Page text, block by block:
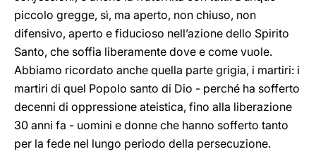
piccolo gregge, sì, ma aperto, non chiuso, non
difensivo, aperto e fiducioso nell’azione dello Spirito
Santo, che soffia liberamente dove e come vuole.
Abbiamo ricordato anche quella parte grigia, i martiri: i
martiri di quel Popolo santo di Dio - perché ha sofferto
decenni di oppressione ateistica, fino alla liberazione
30 anni fa - uomini e donne che hanno sofferto tanto
per la fede nel lungo periodo della persecuzione.